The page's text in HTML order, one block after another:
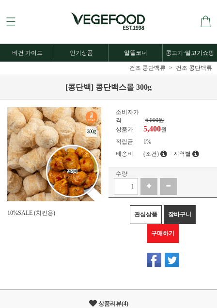
비건 가이드 인기상품 알뜰코너 콩고기·밀고기쇼핑
건조 콩단백류 건조 콩단백류
[콩단백] 콩단백스몰 300g
10%SALE (치킨용)
소비자가
격
6,000원
상품가
5,400원
적립금
1%
배송비
(조건) 지역별
수량
관심상품 장바구니
구매하기
상품리뷰(4)